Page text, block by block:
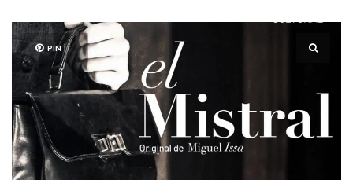
PIN IT